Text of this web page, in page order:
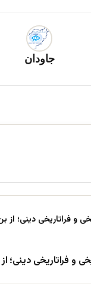
جاودان
و فراتاریخی دینی؛